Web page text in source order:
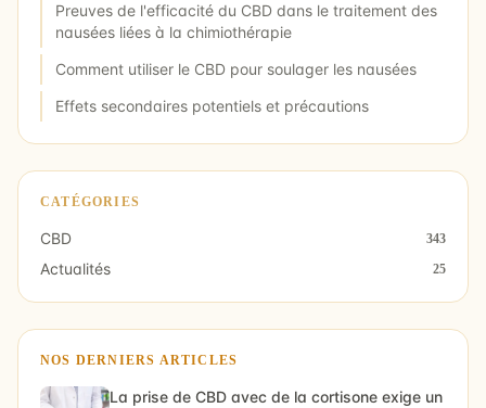
Preuves de l'efficacité du CBD dans le traitement des
nausées liées à la chimiothérapie
Comment utiliser le CBD pour soulager les nausées
Effets secondaires potentiels et précautions
CATÉGORIES
CBD 343
Actualités 25
NOS DERNIERS ARTICLES
La prise de CBD avec de la cortisone exige un